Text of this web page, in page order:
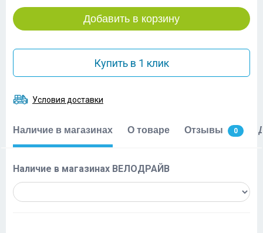
Добавить в корзину
Купить в 1 клик
Условия доставки
Наличие в магазинах О товаре Отзывы 0
Наличие в магазинах ВЕЛОДРАЙВ